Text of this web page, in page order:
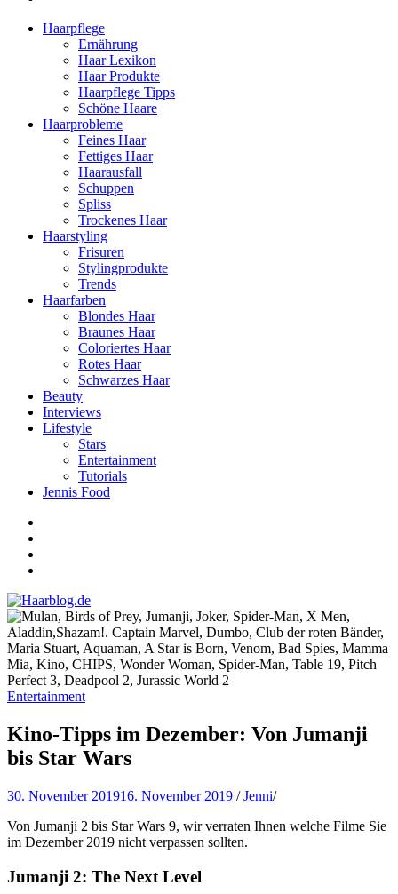
Haarpflege
Ernährung
Haar Lexikon
Haar Produkte
Haarpflege Tipps
Schöne Haare
Haarprobleme
Feines Haar
Fettiges Haar
Haarausfall
Schuppen
Spliss
Trockenes Haar
Haarstyling
Frisuren
Stylingprodukte
Trends
Haarfarben
Blondes Haar
Braunes Haar
Coloriertes Haar
Rotes Haar
Schwarzes Haar
Beauty
Interviews
Lifestyle
Stars
Entertainment
Tutorials
Jennis Food
Haarblog.de
Haarpflege | Haarstyling | Beauty | Entertainment
Entertainment
Kino-Tipps im Dezember: Von Jumanji
bis Star Wars
30. November 201916. November 2019 /Jenni/
Von Jumanji 2 bis Star Wars 9, wir verraten Ihnen welche Filme Sie
im Dezember 2019 nicht verpassen sollten.
Jumanji 2: The Next Level